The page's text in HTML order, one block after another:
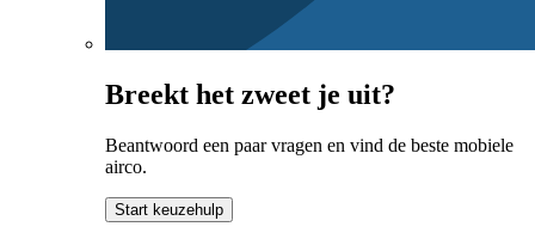
Breekt het zweet je uit?
Beantwoord een paar vragen en vind de beste mobiele
airco.
Start keuzehulp